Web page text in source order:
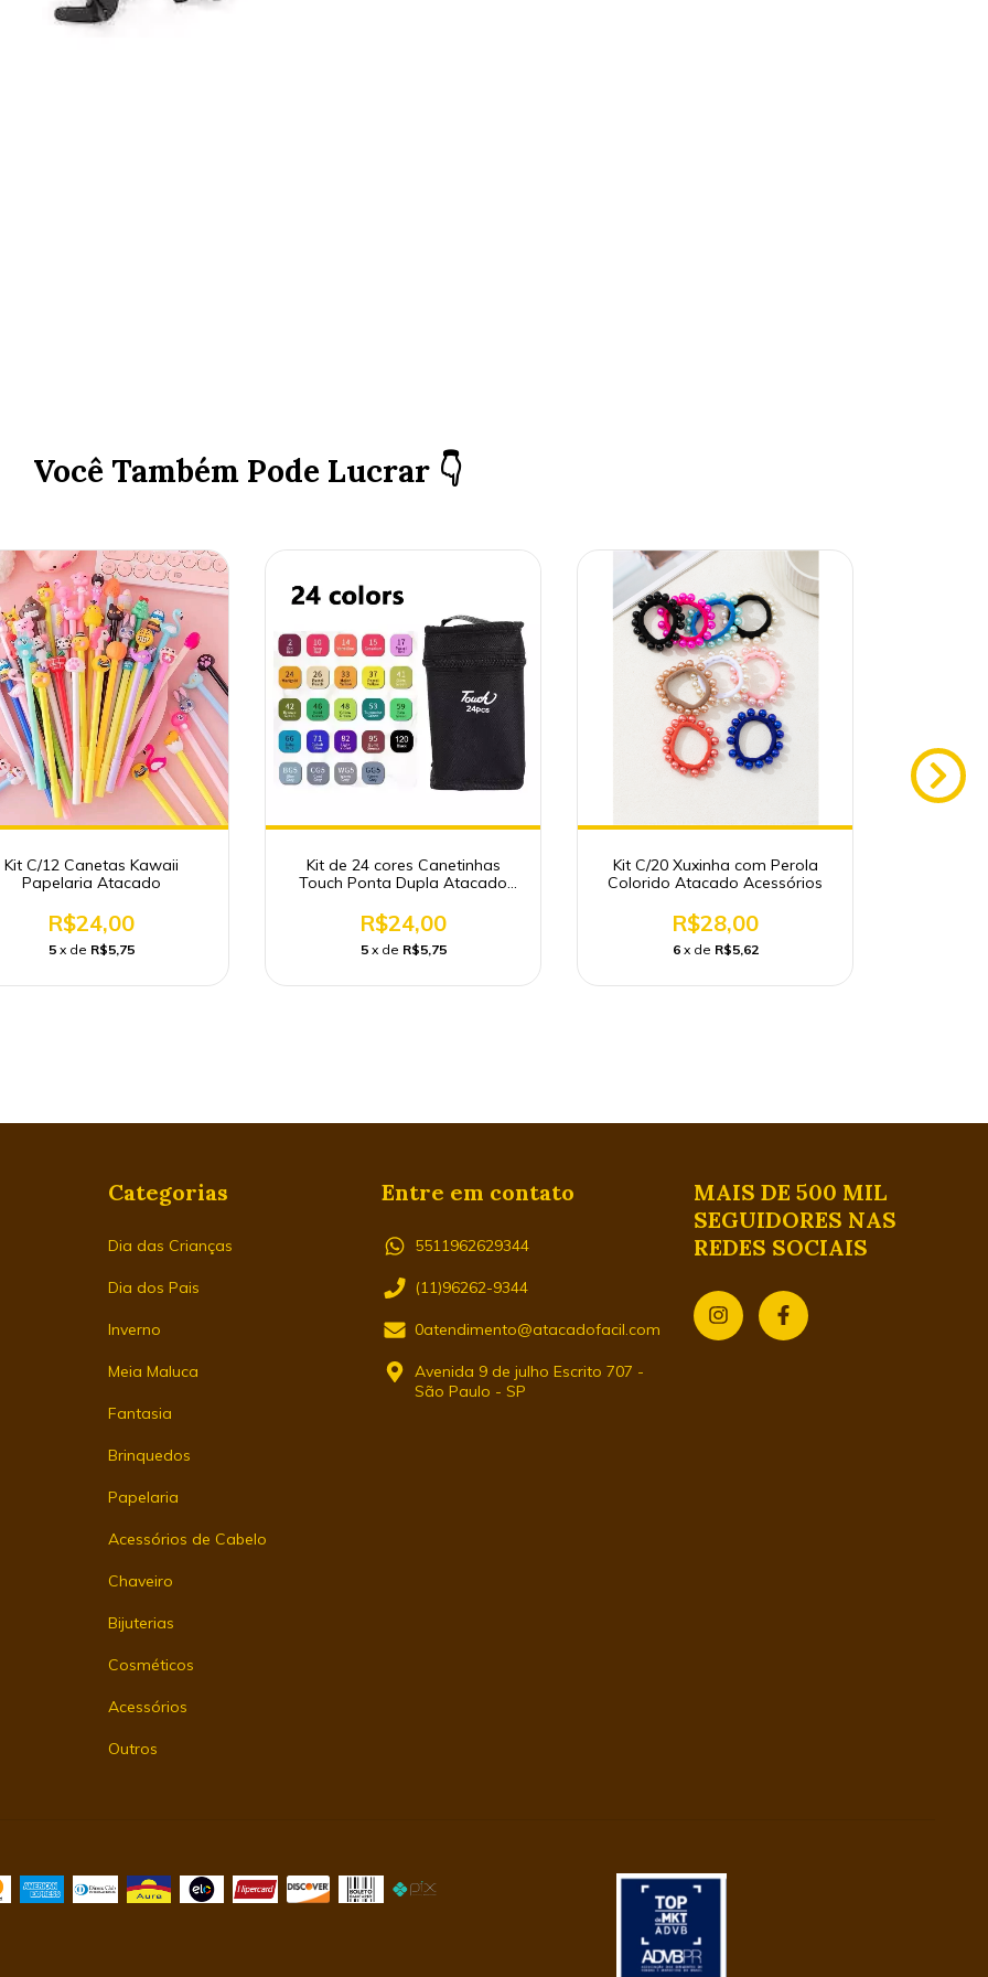
Você Também Pode Lucrar 👇
Kit C/12 Canetas Kawaii
Papelaria Atacado
R$24,00
5 x de R$5,75
Kit de 24 cores Canetinhas
Touch Ponta Dupla Atacado
R$24,00
5 x de R$5,75
Kit C/20 Xuxinha com Perola
Colorido Atacado Acessórios
R$28,00
6 x de R$5,62
Categorias
Dia das Crianças
Dia dos Pais
Inverno
Meia Maluca
Fantasia
Brinquedos
Papelaria
Acessórios de Cabelo
Chaveiro
Bijuterias
Cosméticos
Acessórios
Outros
Entre em contato
5511962629344
(11)96262-9344
0atendimento@atacadofacil.com
Avenida 9 de julho Escrito 707 -
São Paulo - SP
MAIS DE 500 MIL
SEGUIDORES NAS
REDES SOCIAIS